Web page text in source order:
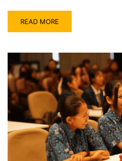
READ MORE